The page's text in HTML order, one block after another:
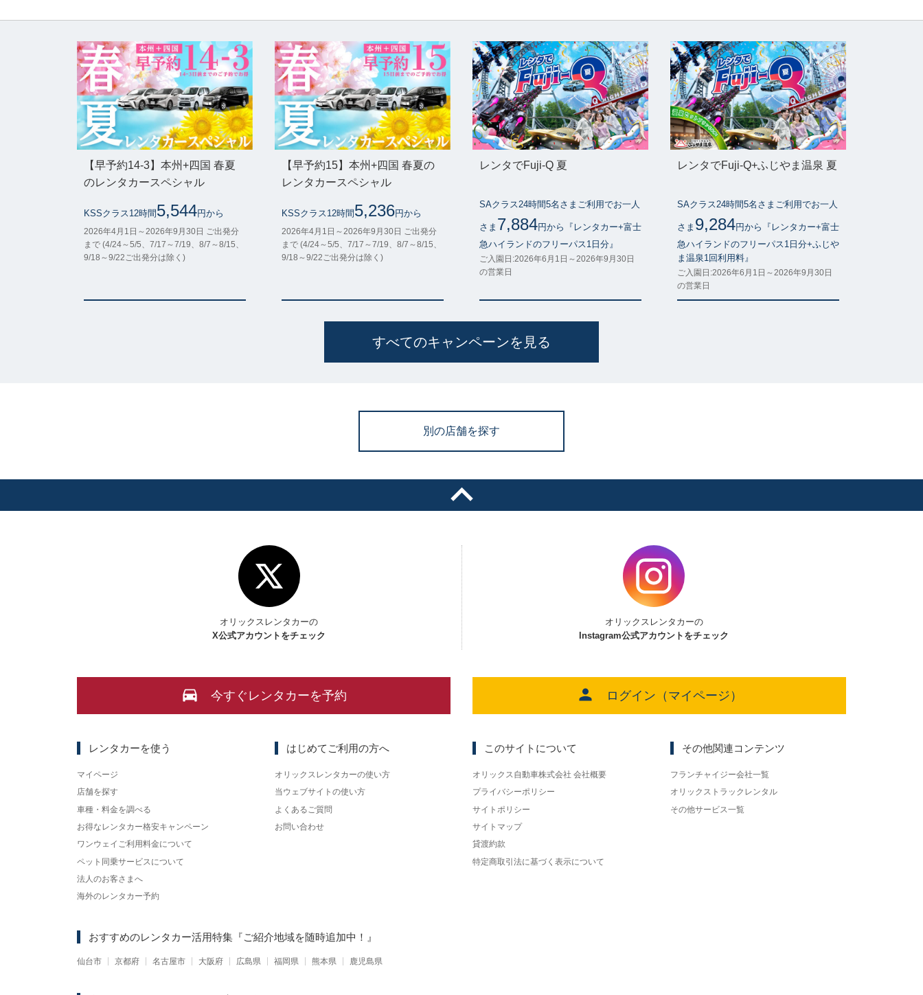
【早予約14-3】本州+四国 春夏
のレンタカースペシャル
KSSクラス12時間 5,544円から
2026年4月1日～2026年9月30日 ご出発分
まで (4/24～5/5、7/17～7/19、8/7～8/15、
9/18～9/22ご出発分は除く)
【早予約15】本州+四国 春夏の
レンタカースペシャル
KSSクラス12時間 5,236円から
2026年4月1日～2026年9月30日 ご出発分
まで (4/24～5/5、7/17～7/19、8/7～8/15、
9/18～9/22ご出発分は除く)
レンタでFuji-Q 夏
SAクラス24時間5名さまご利用でお一人
さま 7,884円から『レンタカー+富士
急ハイランドのフリーパス1日分』
ご入園日:2026年6月1日～2026年9月30日
の営業日
レンタでFuji-Q+ふじやま温泉 夏
SAクラス24時間5名さまご利用でお一人
さま 9,284円から『レンタカー+富士
急ハイランドのフリーパス1日分+ふじや
ま温泉1回利用料』
ご入園日:2026年6月1日～2026年9月30日
の営業日
すべてのキャンペーンを見る
別の店舗を探す
オリックスレンタカーの
X公式アカウントをチェック
オリックスレンタカーの
Instagram公式アカウントをチェック
今すぐレンタカーを予約 ログイン（マイページ）
レンタカーを使う
マイページ
店舗を探す
車種・料金を調べる
お得なレンタカー格安キャンペーン
ワンウェイご利用料金について
ペット同乗サービスについて
法人のお客さまへ
海外のレンタカー予約
はじめてご利用の方へ
オリックスレンタカーの使い方
当ウェブサイトの使い方
よくあるご質問
お問い合わせ
このサイトについて
オリックス自動車株式会社 会社概要
プライバシーポリシー
サイトポリシー
サイトマップ
貸渡約款
特定商取引法に基づく表示について
その他関連コンテンツ
フランチャイジー会社一覧
オリックストラックレンタル
その他サービス一覧
おすすめのレンタカー活用特集 『ご紹介地域を随時追加中！』
仙台市 京都府 名古屋市 大阪府 広島県 福岡県 熊本県 鹿児島県